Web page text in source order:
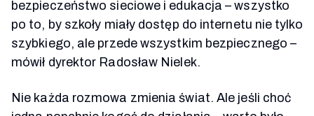
bezpieczeństwo sieciowe i edukacja – wszystko
po to, by szkoły miały dostęp do internetu nie tylko
szybkiego, ale przede wszystkim bezpiecznego –
mówił dyrektor Radosław Nielek.
Nie każda rozmowa zmienia świat. Ale jeśli choć